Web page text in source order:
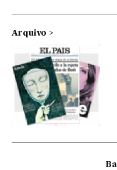
Arquivo